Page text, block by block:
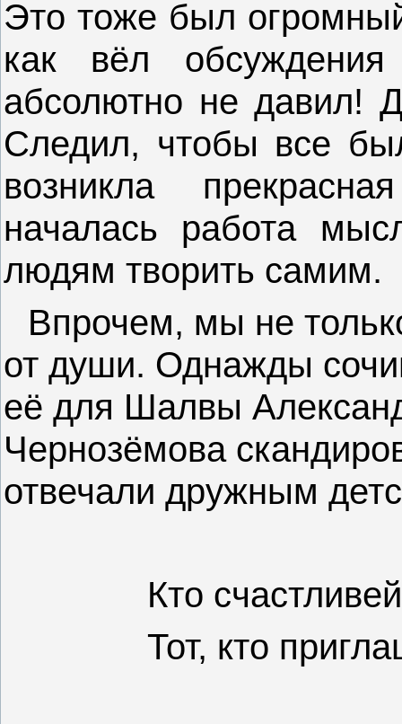
Это тоже был
как вёл
абсолютно не давил!
Следил, чтобы все
возникла
началась работа
людям творить самим.
Впрочем, мы не
от души. Однажды
её для Шалвы
Чернозёмова
отвечали дружным
Кто
Тот, кто